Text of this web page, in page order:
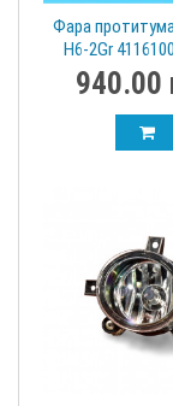
Фара
H6-2Gr
940.00